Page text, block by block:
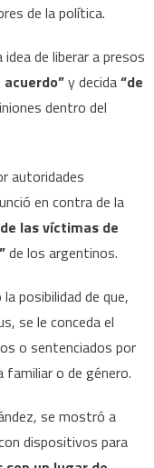
de la política.
de liberar a presos
y decida“de
dentro del
autoridades
en contra de la
las víctimas de
de los argentinos.
posibilidad de que,
se le conceda el
o sentenciados por
familiar o de género.
se mostró a
dispositivos para